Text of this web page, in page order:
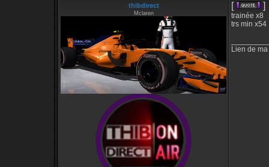
thibdirect
Mclaren
[ ]
trainée x8
trs min x54
Lien de